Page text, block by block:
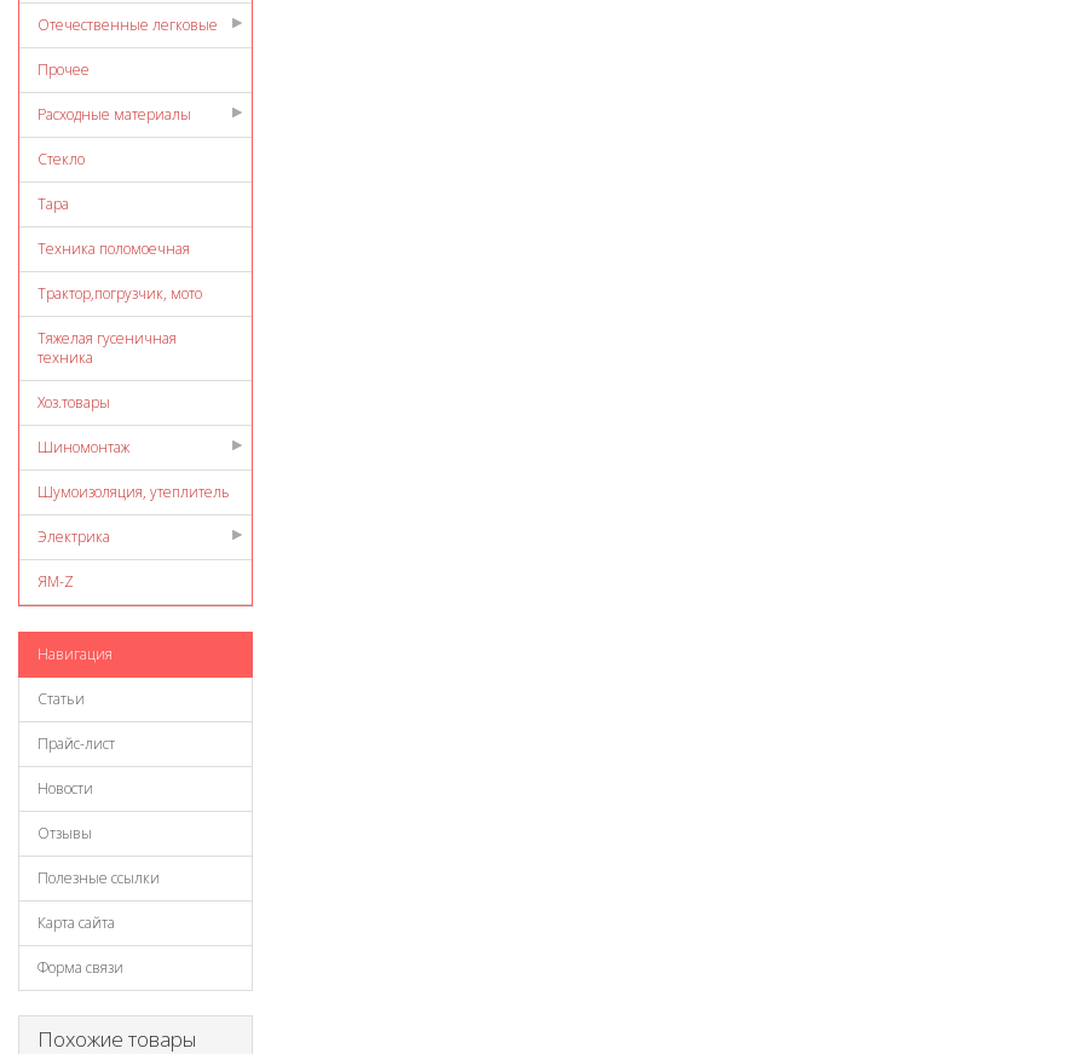
Отечественные легковые
Прочее
Расходные материалы
Стекло
Тара
Техника поломоечная
Трактор,погрузчик, мото
Тяжелая гусеничная
техника
Хоз.товары
Шиномонтаж
Шумоизоляция, утеплитель
Электрика
ЯМ-Z
Навигация
Статьи
Прайс-лист
Новости
Отзывы
Полезные ссылки
Карта сайта
Форма связи
Похожие товары